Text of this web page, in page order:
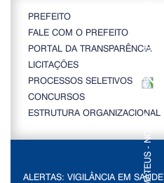
PREFEITO
FALE COM O PREFEITO
PORTAL DA TRANSPARÊNCIA
LICITAÇÕES
PROCESSOS SELETIVOS
CONCURSOS
ESTRUTURA ORGANIZACIONAL
ALERTAS: VIGILÂNCIA EM SAÚDE